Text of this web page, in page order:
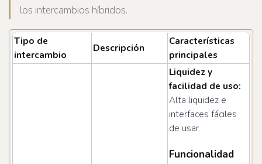
los intercambios híbridos.
Tipo de
intercambio
Descripción
Características
principales
Liquidez y
facilidad de uso:
Alta liquidez e
interfaces fáciles
de usar.
Funcionalidad